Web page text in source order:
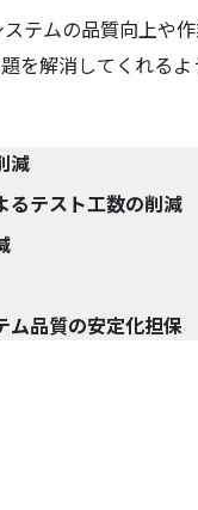
テムの品質向上や
を解消してくれる
減
るテスト工数の削減
ム品質の安定化担保